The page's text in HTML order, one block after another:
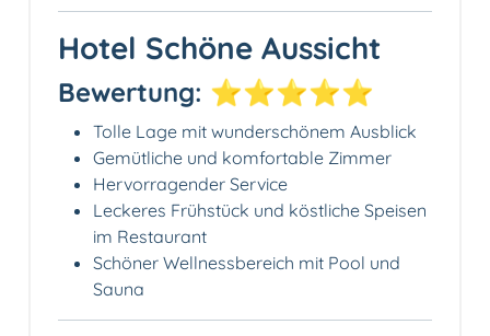
Hotel Schöne Aussicht
Bewertung: ⭐️⭐️⭐️⭐️⭐️
Tolle Lage mit wunderschönem Ausblick
Gemütliche und komfortable Zimmer
Hervorragender Service
Leckeres Frühstück und köstliche Speisen
im Restaurant
Schöner Wellnessbereich mit Pool und
Sauna